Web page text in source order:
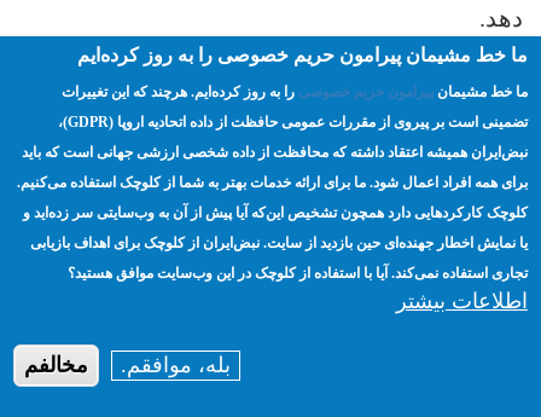
دهد.
ماده ۷۲ انتخابات
ریاست‌جمهوری «هر
گونه آگهي و آثار
تبليغاتي بايد قبل از
ما خط مشیمان پیرامون حریم خصوصی را به روز کرده‌ایم
ما خط مشیمانپیرامون حریم خصوصی را به روز کرده‌ایم. هرچند که این تغییرات
تضمینی است بر پیروی از مقررات عمومی حافظت از داده اتحادیه اروپا (GDPR)،‌
نبض‌ایران همیشه اعتقاد داشته که محافظت از داده شخصی ارزشی جهانی است که باید
برای همه افراد اعمال شود. ما برای ارائه خدمات بهتر به شما از کلوچک استفاده می‌کنیم.
کلوچک کارکردهایی دارد همچون تشخیص این‌که آیا پیش از آن به وب‌سایتی سر زده‌اید و
یا نمایش اخطار جهنده‌ای حین بازدید از سایت. نبض‌ایران از کلوچک برای اهداف بازیابی
تجاری استفاده نمی‌کند. آیا با استفاده از کلوچک در این وب‌سایت موافق هستید؟
اطلاعات بیشتر
بله، موافقم. مخالفم